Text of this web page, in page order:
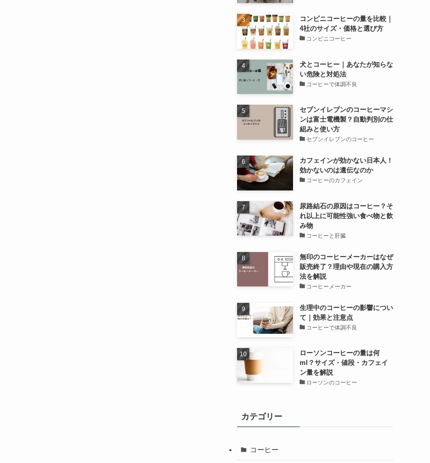
コンビニコーヒーの量を比較｜
4社のサイズ・価格と選び方
コンビニコーヒー
犬とコーヒー｜あなたが知らな
い危険と対処法
コーヒーで体調不良
セブンイレブンのコーヒーマシ
ンは富士電機製？自動判別の仕
組みと使い方
セブンイレブンのコーヒー
カフェインが効かない日本人！
効かないのは遺伝なのか
コーヒーのカフェイン
尿路結石の原因はコーヒー？そ
れ以上に可能性強い食べ物と飲
み物
コーヒーと肝臓
無印のコーヒーメーカーはなぜ
販売終了？理由や現在の購入方
法を解説
コーヒーメーカー
生理中のコーヒーの影響につい
て｜効果と注意点
コーヒーで体調不良
ローソンコーヒーの量は何
ml？サイズ・値段・カフェイ
ン量を解説
ローソンのコーヒー
カテゴリー
コーヒー